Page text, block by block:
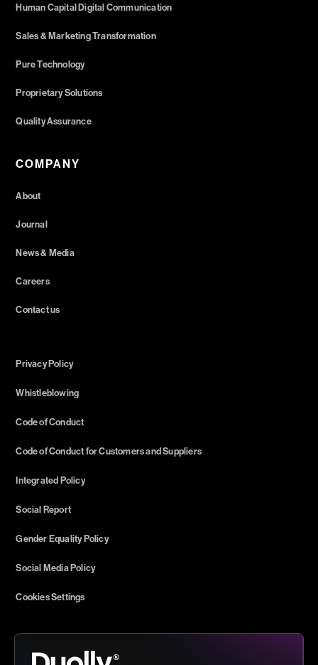
Human Capital Digital Communication
Sales & Marketing Transformation
Pure Technology
Proprietary Solutions
Quality Assurance
COMPANY
About
Journal
News & Media
Careers
Contact us
Privacy Policy
Whistleblowing
Code of Conduct
Code of Conduct for Customers and Suppliers
Integrated Policy
Social Report
Gender Equality Policy
Social Media Policy
Cookies Settings